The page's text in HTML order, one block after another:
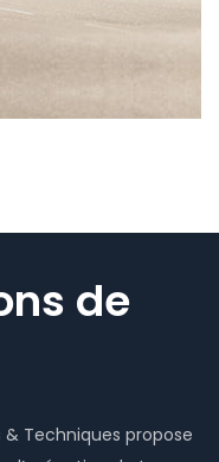
de
& Techniques propose